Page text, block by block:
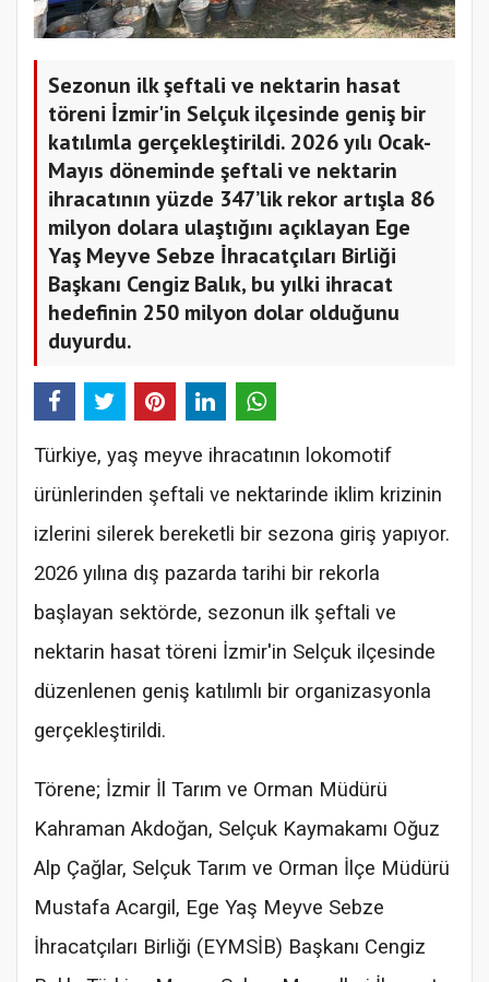
Sezonun ilk şeftali ve nektarin hasat
töreni İzmir'in Selçuk ilçesinde geniş bir
katılımla gerçekleştirildi. 2026 yılı Ocak-
Mayıs döneminde şeftali ve nektarin
ihracatının yüzde 347’lik rekor artışla 86
milyon dolara ulaştığını açıklayan Ege
Yaş Meyve Sebze İhracatçıları Birliği
Başkanı Cengiz Balık, bu yılki ihracat
hedefinin 250 milyon dolar olduğunu
duyurdu.
Türkiye, yaş meyve ihracatının lokomotif
ürünlerinden şeftali ve nektarinde iklim krizinin
izlerini silerek bereketli bir sezona giriş yapıyor.
2026 yılına dış pazarda tarihi bir rekorla
başlayan sektörde, sezonun ilk şeftali ve
nektarin hasat töreni İzmir'in Selçuk ilçesinde
düzenlenen geniş katılımlı bir organizasyonla
gerçekleştirildi.
Törene; İzmir İl Tarım ve Orman Müdürü
Kahraman Akdoğan, Selçuk Kaymakamı Oğuz
Alp Çağlar, Selçuk Tarım ve Orman İlçe Müdürü
Mustafa Acargil, Ege Yaş Meyve Sebze
İhracatçıları Birliği (EYMSİB) Başkanı Cengiz